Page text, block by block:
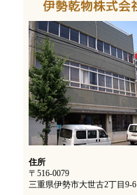
住所
〒516-0079
三重県伊勢市大世古2丁目9-6